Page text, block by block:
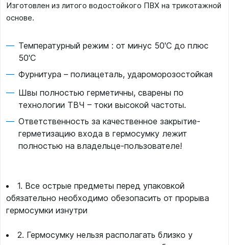
Изготовлен из литого водостойкого ПВХ на трикотажной
основе.
Температурный режим : от минус 50'C до плюс
50'C
Фурнитура – полиацеталь, удароморозостойкая
Швы полностью герметичны, сварены по
технологии ТВЧ – токи высокой частоты.
Ответственность за качественное закрытие-
герметизацию входа в гермосумку лежит
полностью на владельце-пользователе!
1. Все острые предметы перед упаковкой
обязательно необходимо обезопасить от прорыва
гермосумки изнутри
2. Гермосумку нельзя располагать близко у